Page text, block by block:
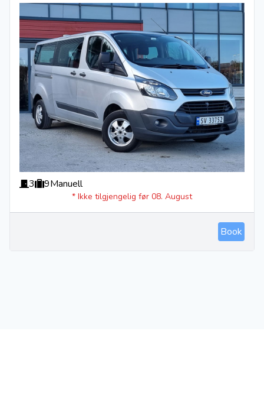
3 9Manuell
* Ikke tilgjengelig før 08. August
Book